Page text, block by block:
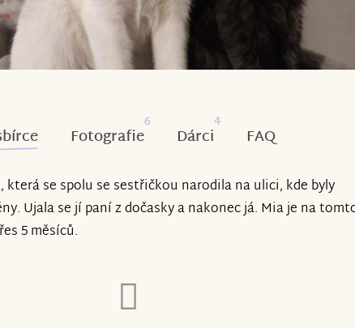
Fotografie
6
Dárci
4
FAQ
která se spolu se sestřičkou narodila na ulici, kde byly
Ujala se jí paní z dočasky a nakonec já. Mia je na
5 měsíců.